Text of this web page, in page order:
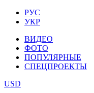
РУС
УКР
ВИДЕО
ФОТО
ПОПУЛЯРНЫЕ
СПЕЦПРОЕКТЫ
USD